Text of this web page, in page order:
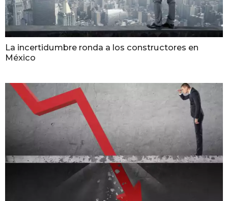
La incertidumbre ronda a los constructores en
México